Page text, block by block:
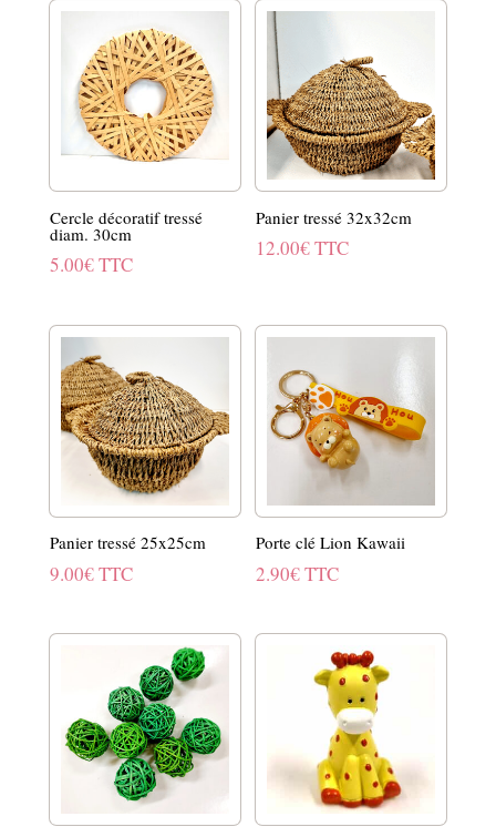
Cercle décoratif tressé
diam. 30cm
5.00€TTC
Panier tressé 32x32cm
12.00€TTC
Panier tressé 25x25cm
9.00€TTC
Porte clé Lion Kawaii
2.90€TTC